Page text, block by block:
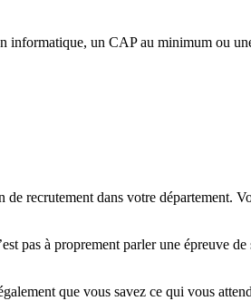
informatique, un CAP au minimum ou
recrutement dans votre département.
pas à proprement parler une épreuve
que vous savez ce qui vous